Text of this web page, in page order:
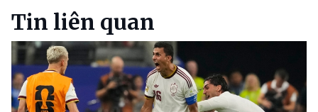
Tin liên quan